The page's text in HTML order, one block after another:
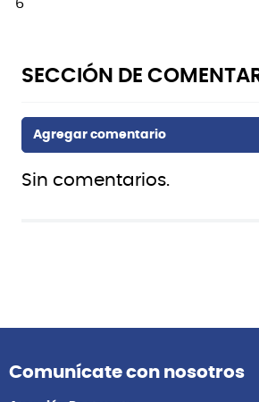
6
Sin comentarios.
Comunícate con nosotros